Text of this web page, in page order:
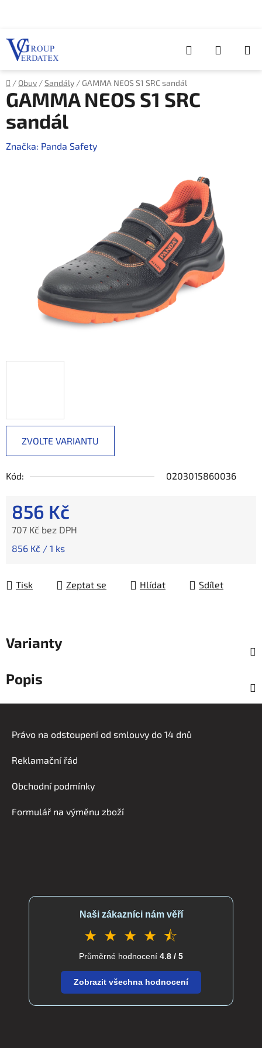
Hledat
KOŠÍK
Domů
/ Obuv /Sandály / GAMMA NEOS S1 SRC sandál
ZVOLTE VARIANTU
Kód: 0203015860036
856 Kč
707 Kč bez DPH
Měrná cena:
856 Kč / 1 ks
Tisk Zeptat se Hlídat Sdílet
GAMMA NEOS S1 SRC
sandál
Značka: Panda Safety
Varianty
Popis
Právo na odstoupení od smlouvy do 14 dnů
Reklamační řád
Obchodní podmínky
Formulář na výměnu zboží
Naši zákazníci nám věří
★ ★ ★ ★ ⯪
Průměrné hodnocení 4.8 / 5
Zobrazit všechna hodnocení